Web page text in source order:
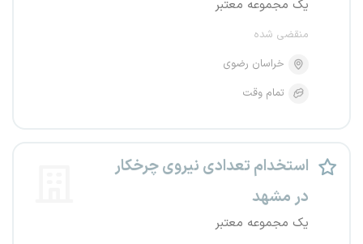
یک مجموعه معتبر
منقضی شده
خراسان رضوی
تمام وقت
استخدام تعدادی نیروی چرخکار
در مشهد
یک مجموعه معتبر